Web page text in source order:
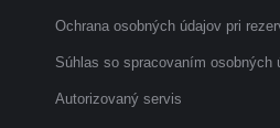
Ochrana osobných údajov pri
Súhlas so spracovaním osobných
Autorizovaný servis